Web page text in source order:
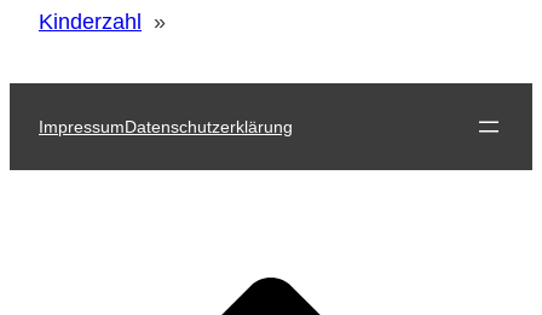
Kinderzahl
»
ImpressumDatenschutzerklärung